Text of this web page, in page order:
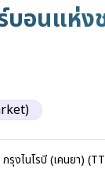
บอนแห่
รุงไนโรบี (เคนยา)